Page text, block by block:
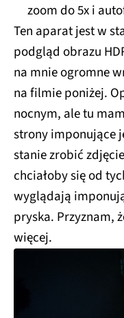
zoom do 5x i
Ten aparat jest w
podgląd obrazu
na mnie ogromne
na filmie poniżej.
nocnym, ale tu
strony imponujące
stanie zrobić
chciałoby się od
wyglądają
pryska. Przyznam,
więcej.